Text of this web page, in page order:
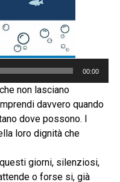
00:00
non lasciano
davvero quando
dove possono. I
loro dignità che
giorni, silenziosi,
o forse si, già